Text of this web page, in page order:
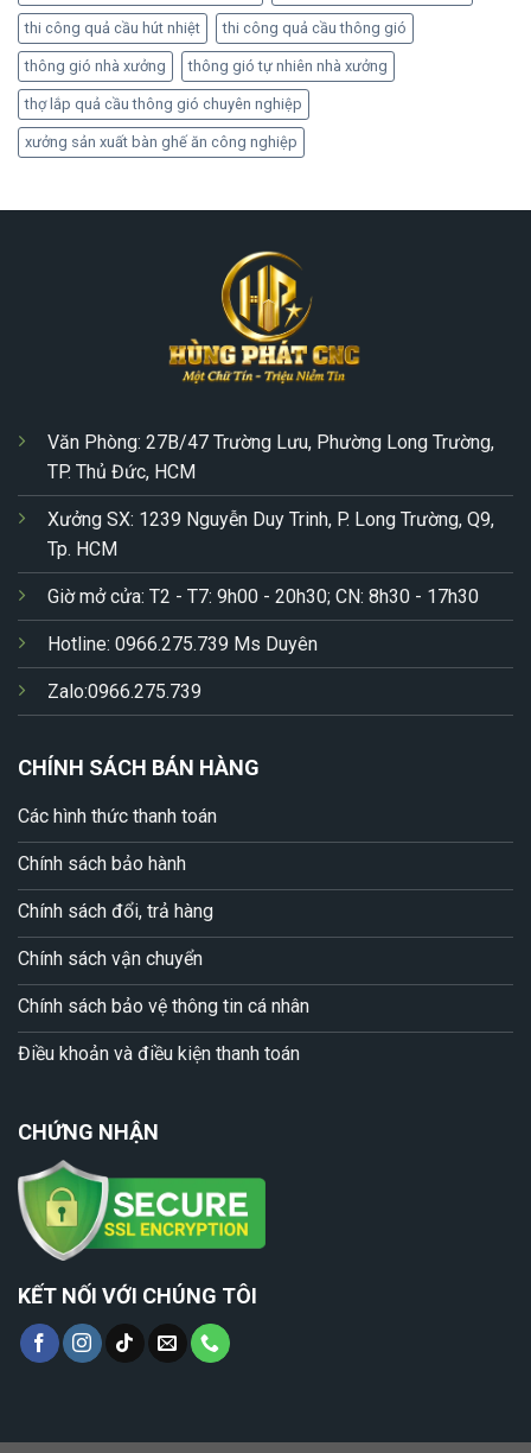
thi công quả cầu hút nhiệt thi công quả cầu thông gió
thông gió nhà xưởng thông gió tự nhiên nhà xưởng
thợ lắp quả cầu thông gió chuyên nghiệp
xưởng sản xuất bàn ghế ăn công nghiệp
Văn Phòng: 27B/47 Trường Lưu, Phường Long Trường,
TP. Thủ Đức, HCM
Xưởng SX: 1239 Nguyễn Duy Trinh, P. Long Trường, Q9,
Tp. HCM
Giờ mở cửa: T2 - T7: 9h00 - 20h30; CN: 8h30 - 17h30
Hotline: 0966.275.739 Ms Duyên
Zalo:0966.275.739
CHÍNH SÁCH BÁN HÀNG
Các hình thức thanh toán
Chính sách bảo hành
Chính sách đổi, trả hàng
Chính sách vận chuyển
Chính sách bảo vệ thông tin cá nhân
Điều khoản và điều kiện thanh toán
CHỨNG NHẬN
KẾT NỐI VỚI CHÚNG TÔI